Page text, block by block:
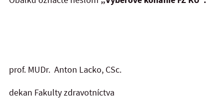
prof. MUDr. Anton Lacko, CSc.
dekan Fakulty zdravotníctva